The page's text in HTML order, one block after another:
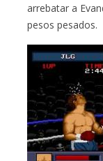
arrebatar a
pesos pesados.